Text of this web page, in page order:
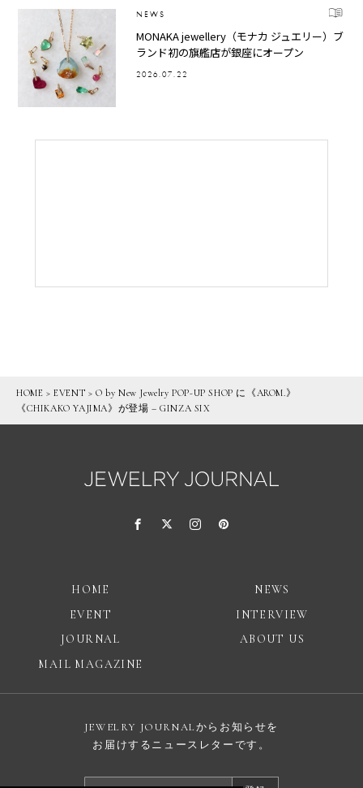
NEWS
MONAKA jewellery（モナカ ジュエリー）ブ
ランド初の旗艦店が銀座にオープン
2026.07.22
HOME >EVENT >O by New Jewelry POP-UP SHOP に《AROM.》
《CHIKAKO YAJIMA》が登場 – GINZA SIX
HOME
NEWS
EVENT
INTERVIEW
JOURNAL
ABOUT US
MAIL MAGAZINE
JEWELRY JOURNALからお知らせを
お届けするニュースレターです。